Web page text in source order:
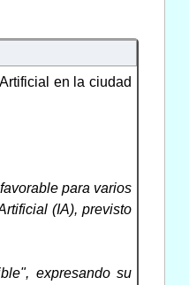
en la ciudad
para varios
(IA), previsto
expresando su